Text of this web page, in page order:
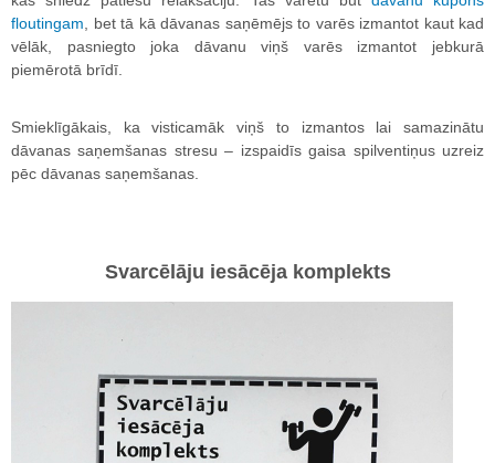
floutingam, bet tā kā dāvanas saņēmējs to varēs izmantot kaut kad
vēlāk, pasniegto joka dāvanu viņš varēs izmantot jebkurā
piemērotā brīdī.
Smieklīgākais, ka visticamāk viņš to izmantos lai samazinātu
dāvanas saņemšanas stresu – izspaidīs gaisa spilventiņus uzreiz
pēc dāvanas saņemšanas.
Svarcēlāju iesācēja komplekts